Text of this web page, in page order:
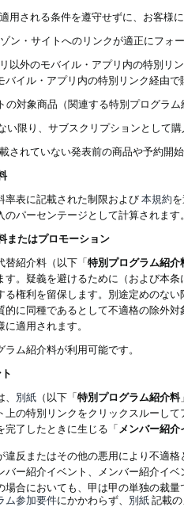
用される条件を遵守せずに、お客様に
ン・サイトへのリンクが適正にフォ
以外のモバイル・アプリ内の特別リ
イル・アプリ内の特別リンク経由で
の対象商品（関連する特別プログラ
い限り、サブスクリプションとして
されていない発表前の商品や予約開始
率表に記載された制限および本規約
パーセンテージとして計算されます。
またはプロモーション
替紹介料（以下「特別プログラム紹介
す。疑義を避けるために（および本
る権利を留保します。別途定めのな
的に同種であるとして不適格の除外
適用されます。
ム紹介料が利用可能です。
別紙 （以下「特別プログラム紹介料
上の特別リンクをクリックスルーし
完了したときに生じる「 メンバー紹介
違反またはその他の悪用により不適
バー紹介イベント、メンバー紹介イ
場合においても、甲は甲の単独の裁
ム参加要件にかかわらず、 別紙記載